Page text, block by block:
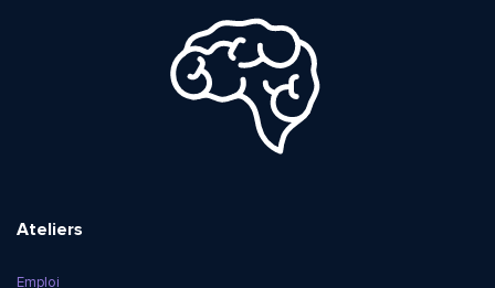
Ateliers
Emploi